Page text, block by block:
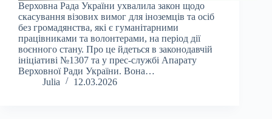
Верховна Рада України ухвалила закон щодо
скасування візових вимог для іноземців та осіб
без громадянства, які є гуманітарними
працівниками та волонтерами, на період дії
воєнного стану. Про це йдеться в законодавчій
ініціативі №1307 та у прес-службі Апарату
Верховної Ради України. Вона…
Julia
12.03.2026